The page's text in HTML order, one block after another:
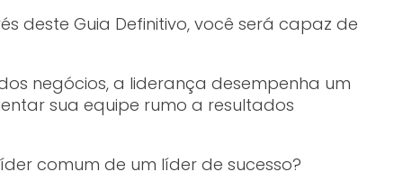
deste Guia Definitivo, você será capaz de
negócios, a liderança desempenha um
sua equipe rumo a resultados
comum de um líder de sucesso?